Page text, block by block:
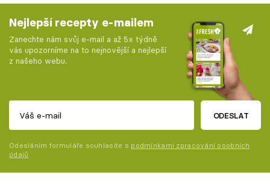
Nejlepší recepty e-mailem
Zanechte nám svůj e-mail a až 5x týdně
vás upozorníme na to nejnovější a nejlepší
z našeho webu.
ODESLAT
Odesláním formuláře souhlasíte s podmínkami zpracování osobních
údajů